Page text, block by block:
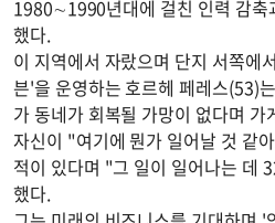
1980∼1990년대에 걸친 인력 감축
했다.
이 지역에서 자랐으며 단지 서쪽에
븐'을 운영하는 호르헤 페레스(53)
가 동네가 회복될 가망이 없다며
자신이 "여기에 뭔가 일어날 것 같
적이 있다며 "그 일이 일어나는 데
했다.